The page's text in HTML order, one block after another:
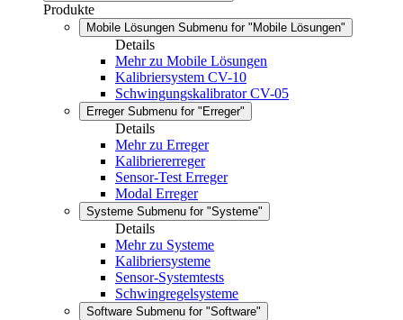
Produkte
Mobile Lösungen Submenu for "Mobile Lösungen"
Details
Mehr zu Mobile Lösungen
Kalibriersystem CV-10
Schwingungskalibrator CV-05
Erreger Submenu for "Erreger"
Details
Mehr zu Erreger
Kalibriererreger
Sensor-Test Erreger
Modal Erreger
Systeme Submenu for "Systeme"
Details
Mehr zu Systeme
Kalibriersysteme
Sensor-Systemtests
Schwingregelsysteme
Software Submenu for "Software"